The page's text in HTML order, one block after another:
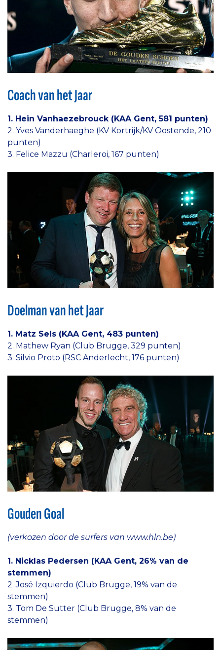
Coach van het Jaar
1. Hein Vanhaezebrouck (KAA Gent, 581 punten)
2. Yves Vanderhaeghe (KV Kortrijk/KV Oostende, 210
punten)
3. Felice Mazzu (Charleroi, 167 punten)
Doelman van het Jaar
1. Matz Sels (KAA Gent, 483 punten)
2. Mathew Ryan (Club Brugge, 329 punten)
3. Silvio Proto (RSC Anderlecht, 176 punten)
Gouden Goal
(verkozen door de surfers van www.hln.be)
1. Nicklas Pedersen (KAA Gent, 26% van de
stemmen)
2. José Izquierdo (Club Brugge, 19% van de
stemmen)
3. Tom De Sutter (Club Brugge, 8% van de
stemmen)